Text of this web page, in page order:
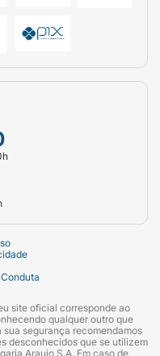
site oficial corresponde ao
qualquer outro que
segurança recomendamos
desconhecidos que se utilizem
Araujo S.A. Em caso de